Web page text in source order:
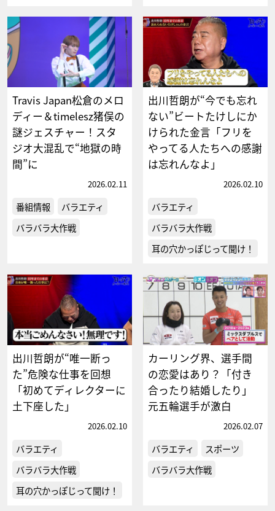
Travis Japan松倉のメロ
ディー＆timelesz猪俣の
謎ジェスチャー！スタ
ジオ大混乱で“地獄の時
間”に
2026.02.11
番組情報
バラエティ
バラバラ大作戦
出川哲朗が“今でも忘れ
ない”ビートたけしにか
けられた金言「フリを
やってる人たちへの感謝
は忘れんなよ」
2026.02.10
バラエティ
バラバラ大作戦
耳の穴かっぽじって聞け！
出川哲朗が“唯一断っ
た”危険な仕事を回想
「初めてディレクターに
土下座した」
2026.02.10
バラエティ
バラバラ大作戦
耳の穴かっぽじって聞け！
カーリング界、選手間
の恋愛はあり？「付き
合ったり結婚したり」
元五輪選手が激白
2026.02.07
バラエティ
スポーツ
バラバラ大作戦